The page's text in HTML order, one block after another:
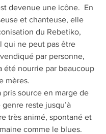
devenue une icône.  En
et chanteuse, elle
du Rebetiko,
qui ne peut pas être
par personne,
été nourrie par beaucoup
mères.
pris source en marge de
reste jusqu’à
très animé, spontané et
comme le blues.